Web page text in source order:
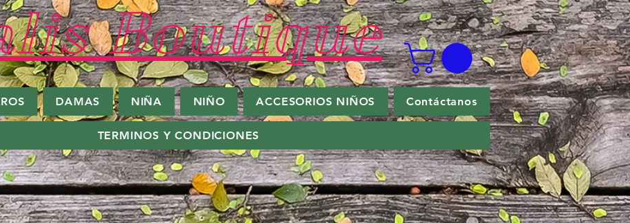
Boutique
DAMAS NIÑA NIÑO ACCESORIOS NIÑOS Contáctanos
TERMINOS Y CONDICIONES